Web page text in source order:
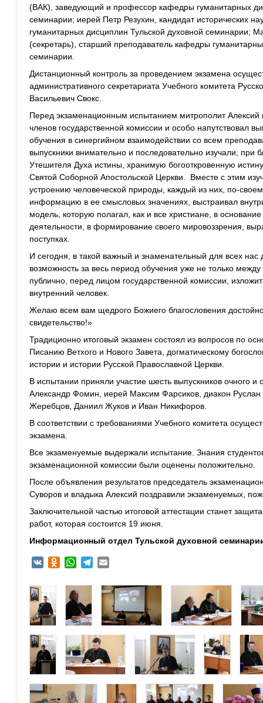
(ВАК), заведующий и профессор кафедры гуманитарных
семинарии; иерей Петр Резухин, кандидат исторических
гуманитарных дисциплин Тульской духовной семинарии;
(секретарь), старший преподаватель кафедры
семинарии.
Дистанционный контроль за проведением экзамена
административного секретариата Учебного комитета
Васильевич Свокс.
Перед экзаменационным испытанием митрополит Алексий
членов государственной комиссии и особо напутствовал
обучения в синергийном взаимодействии со всем
выпускники внимательно и последовательно изучали, при
Утешителя Духа истины, хранимую богооткровенную
Святой Соборной Апостольской Церкви. Вместе с этим
устроению человеческой природы, каждый из них, по-
информацию в ее смысловых значениях, выстраивал
модель, которую полагал, как и все христиане, в
деятельности, в формирование своего мировоззрения,
поступках.
И сегодня, в такой важный и знаменательный для всех нас
возможность за весь период обучения уже не только
публично, перед лицом государственной комиссии,
внутренний человек.
Желаю всем вам щедрого Божиего благословения
свидетельство!»
Традиционно итоговый экзамен состоял из вопросов по
Писанию Ветхого и Нового Завета, догматическому
истории и истории Русской Православной Церкви.
В испытании приняли участие шесть выпускников очного и
Александр Фомин, иерей Максим Фарсиков, диакон
Жеребцов, Даниил Жуков и Иван Никифоров.
В соответствии с требованиями Учебного комитета
экзамена.
Все экзаменуемые выдержали испытание. Знания
экзаменационной комиссии были оценены положительно.
После объявления результатов председатель
Суворов и владыка Алексий поздравили экзаменуемых,
Заключительной частью итоговой аттестации станет
работ, которая состоится 19 июня.
Информационный отдел Тульской духовной
VK Odnoklassniki
WhatsAppTelegram